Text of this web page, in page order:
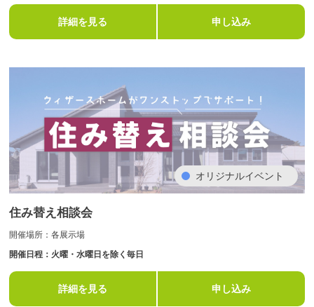
詳細を見る 申し込み
オリジナルイベント
住み替え相談会
開催場所：各展示場
開催日程：火曜・水曜日を除く毎日
詳細を見る 申し込み